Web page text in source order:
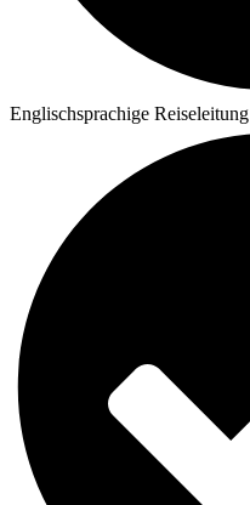
Englischsprachige Reiseleitung